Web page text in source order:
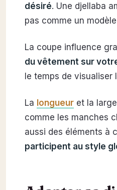
désiré. Une djellaba
pas comme un
La coupe influence
du vêtement sur
le temps de visualiser
La longueuret la
comme les manches
aussi des éléments à
participent au style